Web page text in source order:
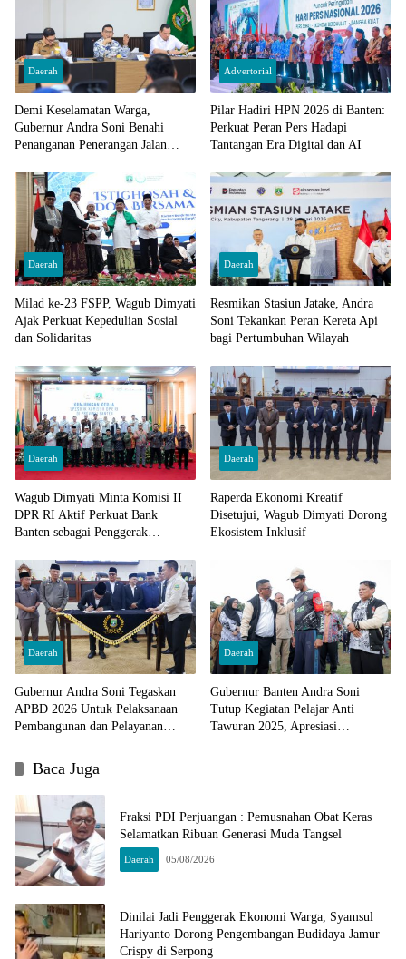
Daerah
Demi Keselamatan Warga,
Gubernur Andra Soni Benahi
Penanganan Penerangan Jalan
Advertorial
Pilar Hadiri HPN 2026 di Banten:
Perkuat Peran Pers Hadapi
Tantangan Era Digital dan AI
Daerah
Milad ke-23 FSPP, Wagub Dimyati
Ajak Perkuat Kepedulian Sosial
dan Solidaritas
Daerah
Resmikan Stasiun Jatake, Andra
Soni Tekankan Peran Kereta Api
bagi Pertumbuhan Wilayah
Daerah
Wagub Dimyati Minta Komisi II
DPR RI Aktif Perkuat Bank
Banten sebagai Penggerak
Daerah
Raperda Ekonomi Kreatif
Disetujui, Wagub Dimyati Dorong
Ekosistem Inklusif
Daerah
Gubernur Andra Soni Tegaskan
APBD 2026 Untuk Pelaksanaan
Pembangunan dan Pelayanan
Daerah
Gubernur Banten Andra Soni
Tutup Kegiatan Pelajar Anti
Tawuran 2025, Apresiasi
Baca Juga
Fraksi PDI Perjuangan : Pemusnahan Obat Keras
Selamatkan Ribuan Generasi Muda Tangsel
Daerah 05/08/2026
Dinilai Jadi Penggerak Ekonomi Warga, Syamsul
Hariyanto Dorong Pengembangan Budidaya Jamur
Crispy di Serpong